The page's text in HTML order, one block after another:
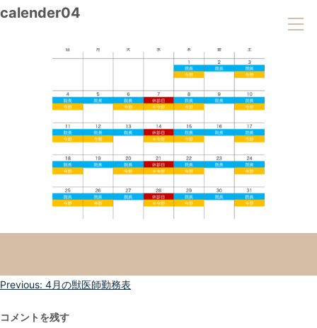
calender04
投
ナ
Previous: 4月の獣医師勤務表
コメントを残す